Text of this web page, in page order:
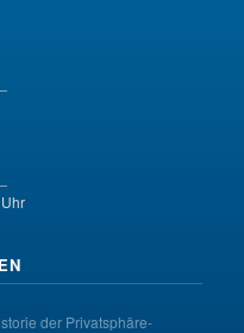
der Privatsphäre-